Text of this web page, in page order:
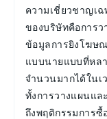
ความเชี่ยวชาญเ
ของบริษัทคือการ
ข้อมูลการยิงโฆษ
แบบนายแบบที่หล
จำนวนมากได้ใน
ทั้งการวางแผนแ
ถึงพฤติกรรมการซื้